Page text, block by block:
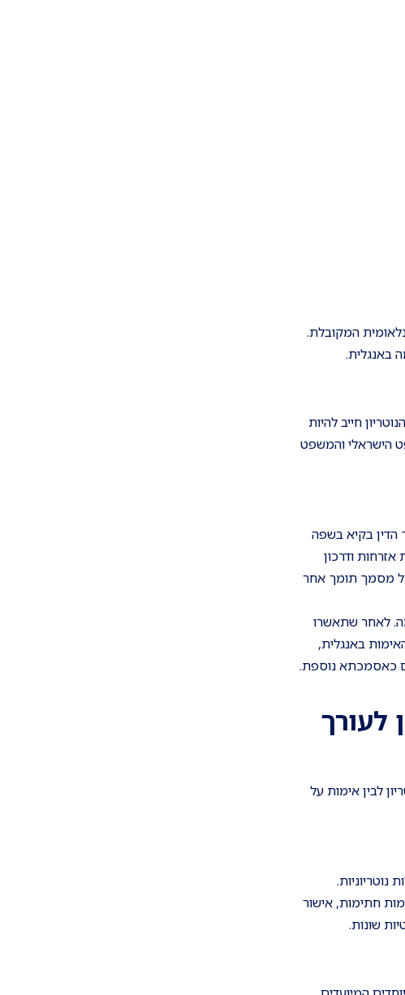
המקובלת.
באנגלית.
חייב להיות
הישראלי והמשפט
הדין בקיא בשפה
ודרכון
מסמך תומך אחר
לאחר שתאשרו
באנגלית,
כאסמכתא נוספת.
לעורך
לבין אימות על
חתימות, אישור
שונות.